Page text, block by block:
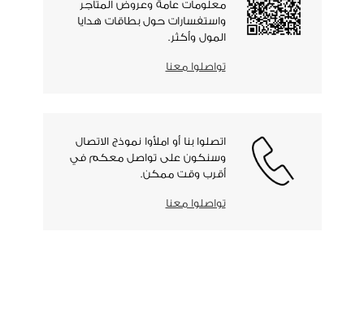
معلومات عامة وعروض المتاجر
واستفسارات حول بطاقات هدايا
المول وأكثر.
تواصلوا معنا
اتصلوا بنا أو املأوا نموذج الاتصال
وسنكون على تواصل معكم في
أقرب وقت ممكن.
تواصلوا معنا